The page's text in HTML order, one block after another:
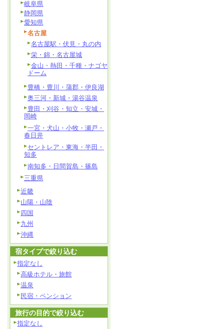
岐阜県
静岡県
愛知県
名古屋
名古屋駅・伏見・丸の内
栄・錦・名古屋城
金山・熱田・千種・ナゴヤ
ドーム
豊橋・豊川・蒲郡・伊良湖
奥三河・新城・湯谷温泉
豊田・刈谷・知立・安城・
岡崎
一宮・犬山・小牧・瀬戸・
春日井
セントレア・東海・半田・
知多
南知多・日間賀島・篠島
三重県
近畿
山陽・山陰
四国
九州
沖縄
宿タイプで絞り込む
指定なし
高級ホテル・旅館
温泉
民宿・ペンション
旅行の目的で絞り込む
指定なし